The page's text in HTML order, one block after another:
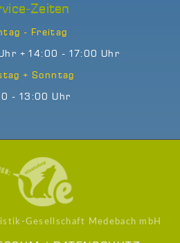
Zeiten
- Freitag
+ 14:00 - 17:00 Uhr
+ Sonntag
- 13:00 Uhr
Gesellschaft Medebach mbH